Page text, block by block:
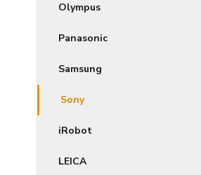
Olympus
Panasonic
Samsung
Sony
iRobot
LEICA